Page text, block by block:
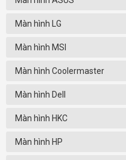
Màn hình LG
Màn hình MSI
Màn hình Coolermaster
Màn hình Dell
Màn hình HKC
Màn hình HP